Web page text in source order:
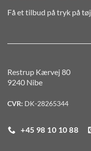
Få et tilbud på tryk på tøj
Restrup Kærvej 80
9240 Nibe
CVR: DK-28265344
+45 98 10 10 88